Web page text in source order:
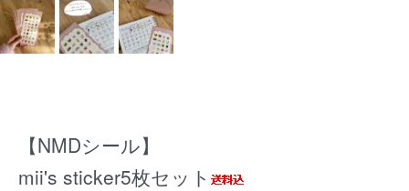
【NMDシール】
mii's sticker5枚セット